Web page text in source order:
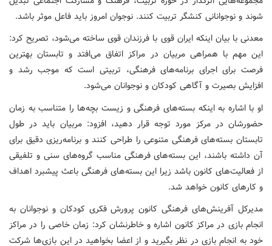
شوند و نوجوانانی کنشگر تربیت کنند. نوجوان امروز باید فاعل موثر باشد.
معدنی با بیان اینکه ایران قوی با فرزندان قوی ساخته می‌شود، تصریح کرد:
این مهم با همراهی مربیان در مراکز اتفاق می‌افتد و تابستان بهترین
فرصت برای اجرای برنامه‌های فرهنگی، تربیتی است که موجب رشد و
افزایش بصیرت و آگاهی کودکان و نوجوانان می‌شود.
او با اشاره به اینکه بسته‌های فرهنگی و زیست بچه‌ها را متناسب به زمان
حضورشان در مرکز مورد توجه قرار دهید، افزود: مربیان باید در طول
تابستان بسته‌های فرهنگی متنوعی را طراحی کنند و برنامه‌ریزی دقیق برای
آن داشته باشند، این بسته‌های فرهنگی مناسب گروه‌های سنی و تلفیقی
از فعالیت‌های کانون باشد زیرا این بسته‌های فرهنگی باعث پیشبرد اهداف
و کارهای کانون خواهد شد.
مدیرکل آفرینش‌های فرهنگی کانون پرورش فکری کودکان و نوجوانان به
انجام بازی در مراکز کانون اشاره و خاطرنشان کرد: زمان خاصی را در مراکز
خود به انجام بازی در نظر بگیرید و از اعضا بخواهید در این بازی‌ها شرکت